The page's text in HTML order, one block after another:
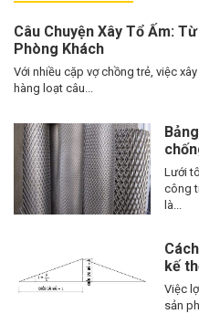
Câu Chuyện Xây Tổ Ấm:
Phòng Khách
Với nhiều cặp vợ chồng trẻ, việc
hàng loạt câu...
Lưới
công
là...
kế
Việc
sản